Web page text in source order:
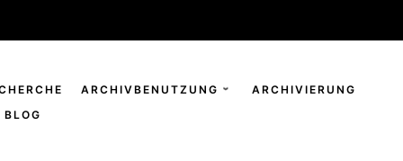
ARCHIVBENUTZUNG
ARCHIVIERUNG
BLOG